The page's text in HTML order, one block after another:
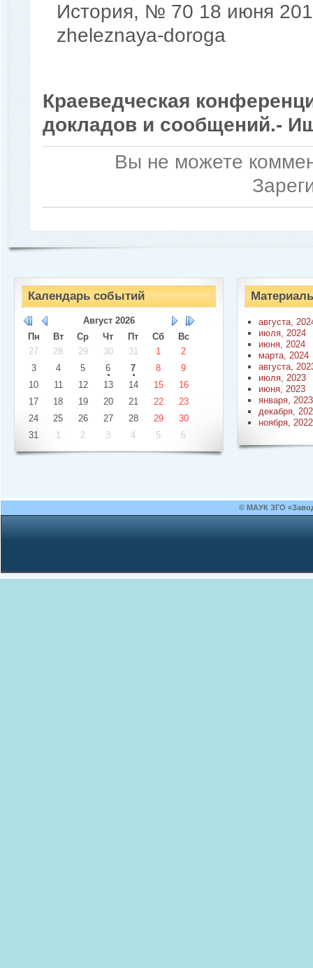
История, № 70 18 июня
zheleznaya-doroga
Краеведческая
докладов и сообщений.-
Вы не можете
Календарь событий
Август 2026
Пн
Вт Ср Чт Пт Сб
Вс
27
28 29 30 31 1
2
3
4 5 6 7 8
9
10
11 12 13 14 15
16
17
18 19 20 21 22
23
24
25 26 27 28 29
30
31
1 2 3 4 5 6
августа,
июля, 2024
июня, 2024
марта, 2024
августа,
июля, 2023
июня, 2023
января, 2023
декабря,
ноября, 2022
© МАУК ЗГО